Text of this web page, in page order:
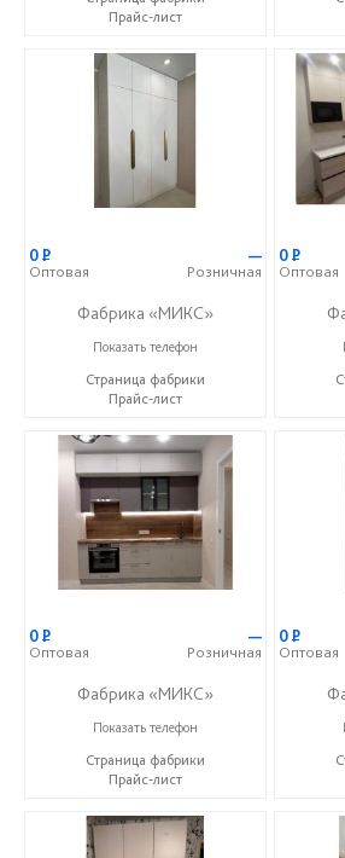
Прайс-лист
0Р
Оптовая
—
Розничная
Фабрика «МИКС»
+7 (937) 423-36-37
Показать телефон
Страница фабрики
Прайс-лист
0Р
Оптовая
0Р
Оптовая
—
Розничная
Фабрика «МИКС»
+7 (937) 423-36-37
Показать телефон
Страница фабрики
Прайс-лист
0Р
Оптовая